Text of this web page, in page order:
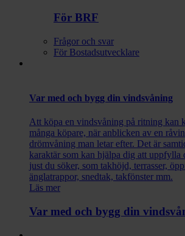
För BRF
Frågor och svar
För Bostadsutvecklare
Var med och bygg din vindsvåning
Att köpa en vindsvåning på ritning kan
många köpare, när anblicken av en
drömvåning man letar efter. Det är
karaktär som kan hjälpa dig att uppfylla
just du söker, som takhöjd, terrasser,
änglatrappor, snedtak, takfönster mm.
Läs mer
Var med och bygg din